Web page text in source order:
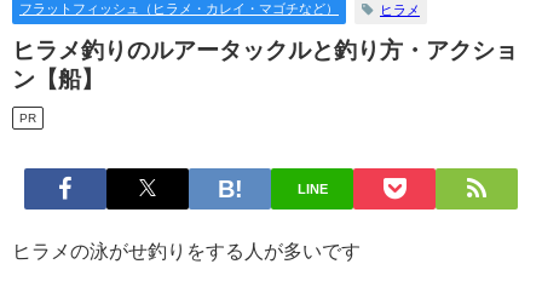
フラットフィッシュ（ヒラメ・カレイ・マゴチなど） ヒラメ
ヒラメ釣りのルアータックルと釣り方・アクショ
ン【船】
PR
LINE
ヒラメの泳がせ釣りをする人が多いです